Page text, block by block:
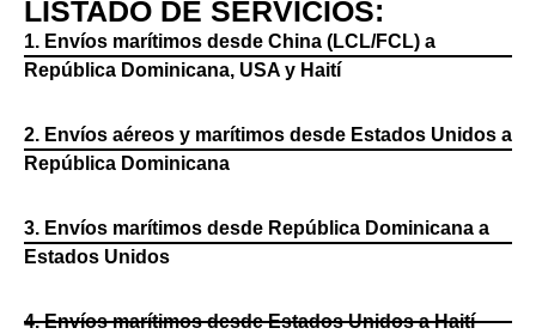
LISTADO DE SERVICIOS:
1. Envíos marítimos desde China (LCL/FCL) a
República Dominicana, USA y Haití
2. Envíos aéreos y marítimos desde Estados Unidos a
República Dominicana
3. Envíos marítimos desde República Dominicana a
Estados Unidos
4. Envíos marítimos desde Estados Unidos a Haití